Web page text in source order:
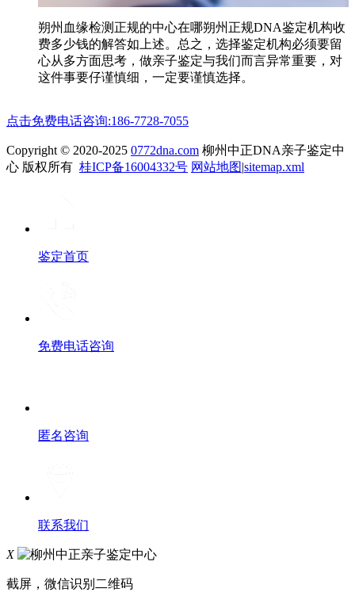
朔州血缘检测正规的中心在哪朔州正规DNA鉴定机构收
费多少钱的解答如上述。总之，选择鉴定机构必须要留
心从多方面思考，做亲子鉴定与我们而言异常重要，对
这件事要仔谨慎细，一定要谨慎选择。
点击免费电话咨询:186-7728-7055
Copyright © 2020-2025 0772dna.com 柳州中正DNA亲子鉴定中
心 版权所有 桂ICP备16004332号 网站地图 sitemap.xml
鉴定首页
免费电话咨询
匿名咨询
联系我们
X
截屏，微信识别二维码